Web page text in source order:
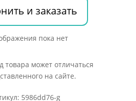
и заказать
товара может отличаться
на сайте.
5986dd76-g